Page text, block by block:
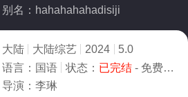
别名：hahahahahadisiji
大陆 大陆综艺 2024
5.0
语言： 国语 状态： 已完结- 免费在线观看
导演： 李琳